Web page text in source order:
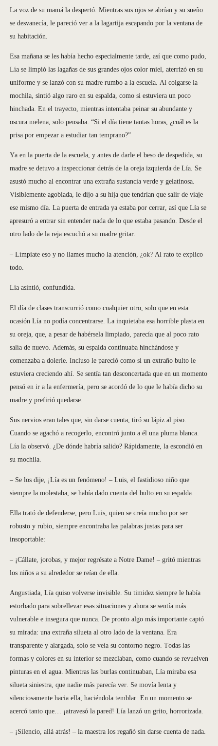
La voz de su mamá la despertó. Mientras sus ojos se abrían y su sueño
se desvanecía, le pareció ver a la lagartija escapando por la ventana de
su habitación.
Esa mañana se les había hecho especialmente tarde, así que como pudo,
Lía se limpió las lagañas de sus grandes ojos color miel, aterrizó en su
uniforme y se lanzó con su madre rumbo a la escuela. Al colgarse la
mochila, sintió algo raro en su espalda, como si estuviera un poco
hinchada. En el trayecto, mientras intentaba peinar su abundante y
oscura melena, solo pensaba: “Si el día tiene tantas horas, ¿cuál es la
prisa por empezar a estudiar tan temprano?”
Ya en la puerta de la escuela, y antes de darle el beso de despedida, su
madre se detuvo a inspeccionar detrás de la oreja izquierda de Lía. Se
asustó mucho al encontrar una extraña sustancia verde y gelatinosa.
Visiblemente agobiada, le dijo a su hija que tendrían que salir de viaje
ese mismo día. La puerta de entrada ya estaba por cerrar, así que Lía se
apresuró a entrar sin entender nada de lo que estaba pasando. Desde el
otro lado de la reja escuchó a su madre gritar.
– Límpiate eso y no llames mucho la atención, ¿ok? Al rato te explico
todo.
Lía asintió, confundida.
El día de clases transcurrió como cualquier otro, solo que en esta
ocasión Lía no podía concentrarse. La inquietaba esa horrible plasta en
su oreja, que, a pesar de habérsela limpiado, parecía que al poco rato
salía de nuevo. Además, su espalda continuaba hinchándose y
comenzaba a dolerle. Incluso le pareció como si un extraño bulto le
estuviera creciendo ahí. Se sentía tan desconcertada que en un momento
pensó en ir a la enfermería, pero se acordó de lo que le había dicho su
madre y prefirió quedarse.
Sus nervios eran tales que, sin darse cuenta, tiró su lápiz al piso.
Cuando se agachó a recogerlo, encontró junto a él una pluma blanca.
Lía la observó. ¿De dónde habría salido? Rápidamente, la escondió en
su mochila.
– Se los dije, ¡Lía es un fenómeno! – Luis, el fastidioso niño que
siempre la molestaba, se había dado cuenta del bulto en su espalda.
Ella trató de defenderse, pero Luis, quien se creía mucho por ser
robusto y rubio, siempre encontraba las palabras justas para ser
insoportable:
– ¡Cállate, jorobas, y mejor regrésate a Notre Dame! – gritó mientras
los niños a su alrededor se reían de ella.
Angustiada, Lía quiso volverse invisible. Su timidez siempre le había
estorbado para sobrellevar esas situaciones y ahora se sentía más
vulnerable e insegura que nunca. De pronto algo más importante captó
su mirada: una extraña silueta al otro lado de la ventana. Era
transparente y alargada, solo se veía su contorno negro. Todas las
formas y colores en su interior se mezclaban, como cuando se revuelven
pinturas en el agua. Mientras las burlas continuaban, Lía miraba esa
silueta siniestra, que nadie más parecía ver. Se movía lenta y
silenciosamente hacia ella, haciéndola temblar. En un momento se
acercó tanto que… ¡atravesó la pared! Lía lanzó un grito, horrorizada.
– ¡Silencio, allá atrás! – la maestra los regañó sin darse cuenta de nada.